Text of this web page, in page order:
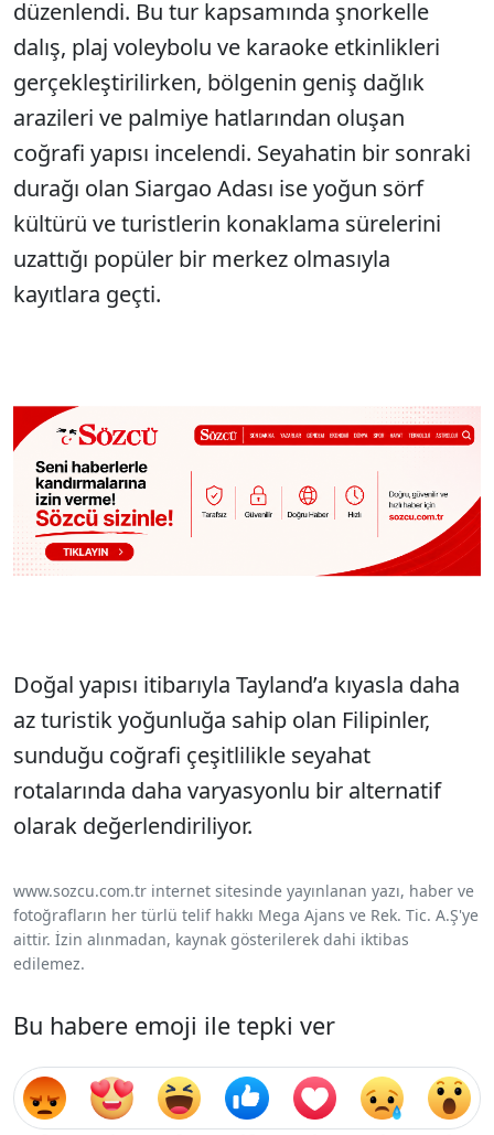
düzenlendi. Bu tur kapsamında şnorkelle
dalış, plaj voleybolu ve karaoke etkinlikleri
gerçekleştirilirken, bölgenin geniş dağlık
arazileri ve palmiye hatlarından oluşan
coğrafi yapısı incelendi. Seyahatin bir sonraki
durağı olan Siargao Adası ise yoğun sörf
kültürü ve turistlerin konaklama sürelerini
uzattığı popüler bir merkez olmasıyla
kayıtlara geçti.
Doğal yapısı itibarıyla Tayland’a kıyasla daha
az turistik yoğunluğa sahip olan Filipinler,
sunduğu coğrafi çeşitlilikle seyahat
rotalarında daha varyasyonlu bir alternatif
olarak değerlendiriliyor.
www.sozcu.com.tr internet sitesinde yayınlanan yazı, haber ve
fotoğrafların her türlü telif hakkı Mega Ajans ve Rek. Tic. A.Ş'ye
aittir. İzin alınmadan, kaynak gösterilerek dahi iktibas
edilemez.
Bu habere emoji ile tepki ver